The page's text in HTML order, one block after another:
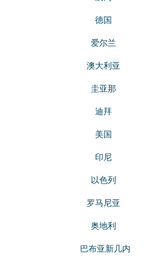
德国
爱尔兰
澳大利亚
圭亚那
迪拜
美国
印尼
以色列
罗马尼亚
奥地利
巴布亚新几内